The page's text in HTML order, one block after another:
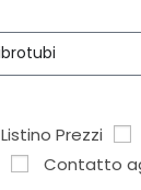
Listino Prezzi
Contatto